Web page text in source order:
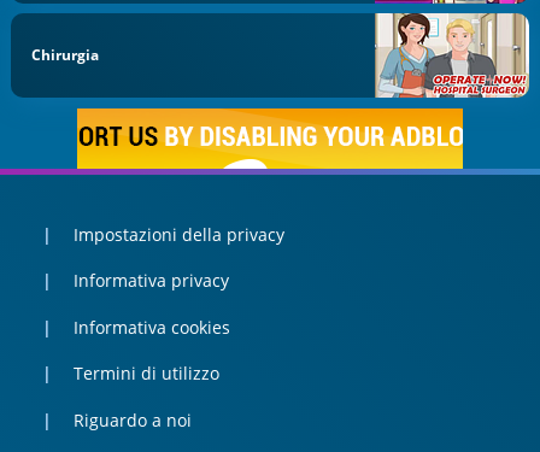
Chirurgia
Impostazioni della privacy
Informativa privacy
Informativa cookies
Termini di utilizzo
Riguardo a noi